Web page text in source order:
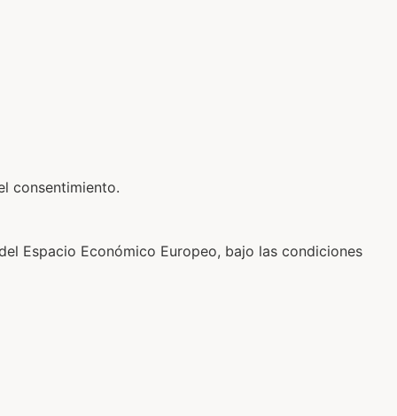
consentimiento.
Espacio Económico Europeo, bajo las condiciones